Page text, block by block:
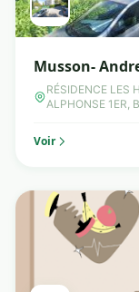
Musson-
RÉSIDENCE LES
ALPHONSE 1ER,
Voir